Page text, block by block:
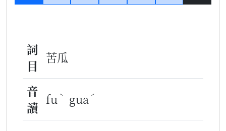
詞
目
苦瓜
音
讀
fu ˋ gua ˊ